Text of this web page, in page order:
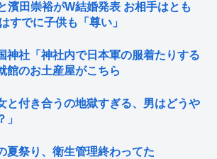
濱田崇裕がW結婚発表 お相手はとも
すでに子供も「尊い」
神社「神社内で日本軍の服着たりする
館のお土産屋がこちら
と付き合うの地獄すぎる、男はどうや
」
夏祭り、衛生管理終わってた